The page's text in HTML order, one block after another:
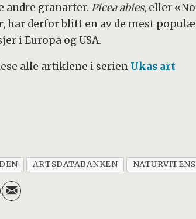
andre granarter. Picea abies, eller
har derfor blitt en av de mest
i Europa og USA.
alle artiklene i serien Ukas art
ARTSDATABANKEN